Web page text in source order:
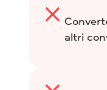
altri